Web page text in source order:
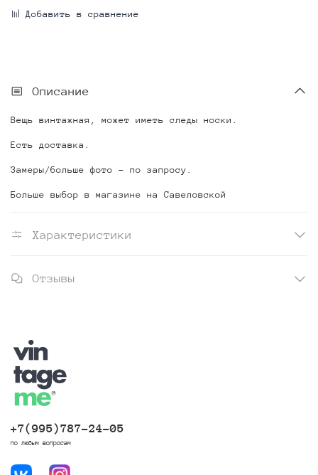
Добавить в сравнение
Описание
Вещь винтажная, может иметь следы носки.
Есть доставка.
Замеры/больше фото - по запросу.
Больше выбор в магазине на Савеловской
Характеристики
Отзывы
+7(995)787-24-05
по любым вопросам